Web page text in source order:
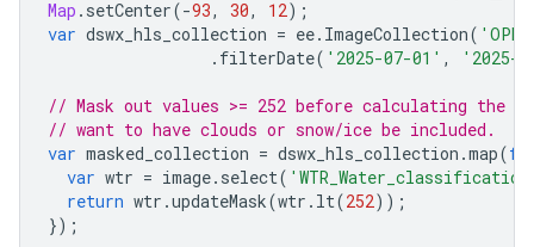
Map . setCenter(-93, 30, 12);
var dswx_hls_collection = ee. ImageCollection(
. filterDate( '2025-07-01' , '2025-
// Mask out values >= 252 before calculating the
// want to have clouds or snow/ice be included.
var masked_collection = dswx_hls_collection .map(
var wtr = image. select(
return wtr .updateMask(wtr . lt(252));
});